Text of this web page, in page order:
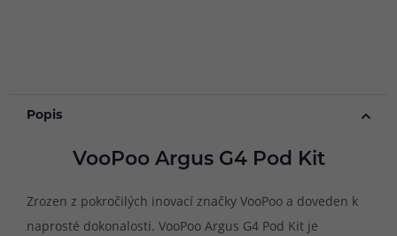
Popis
VooPoo Argus G4 Pod Kit
Zrozen z pokročilých inovací značky VooPoo a doveden k
naprosté dokonalosti. VooPoo Argus G4 Pod Kit je